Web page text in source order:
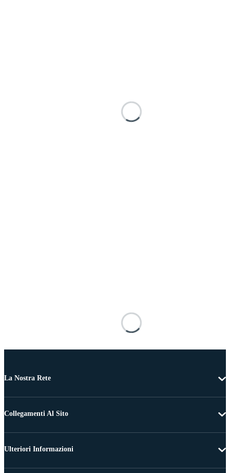
La Nostra Rete
Collegamenti Al Sito
Ulteriori Informazioni